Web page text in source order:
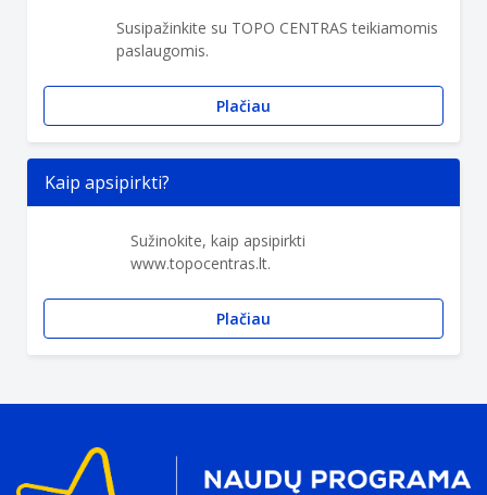
Susipažinkite su TOPO CENTRAS teikiamomis
paslaugomis.
Plačiau
Kaip apsipirkti?
Sužinokite, kaip apsipirkti
www.topocentras.lt.
Plačiau